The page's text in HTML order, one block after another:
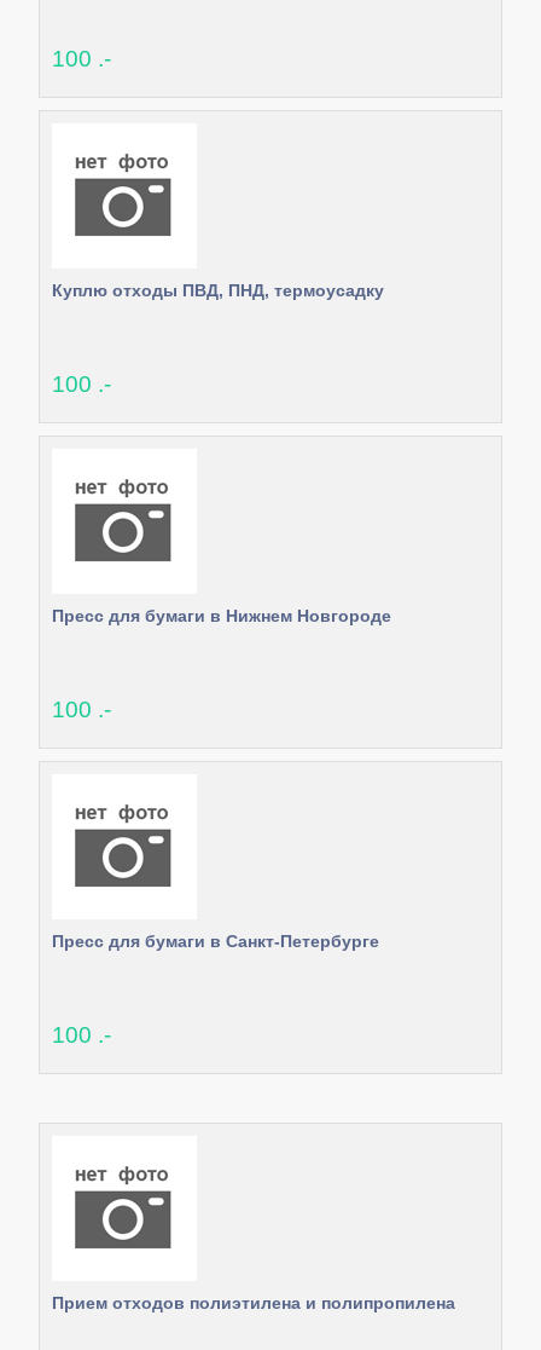
100 .-
Куплю отходы ПВД, ПНД, термоусадку
100 .-
Пресс для бумаги в Нижнем Новгороде
100 .-
Пресс для бумаги в Санкт-Петербурге
100 .-
Прием отходов полиэтилена и полипропилена